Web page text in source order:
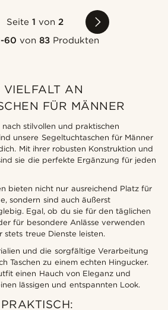
Seite 1 von2
60 von83 Produkten
VIELFALT AN
FÜR MÄNNER
stilvollen und praktischen
unsere Segeltuchtaschen für Männer
Mit ihrer robusten Konstruktion und
sie die perfekte Ergänzung für jeden
bieten nicht nur ausreichend Platz für
sondern sind auch äußerst
Egal, ob du sie für den täglichen
für besondere Anlässe verwenden
stets treue Dienste leisten.
und die sorgfältige Verarbeitung
Taschen zu einem echten Hingucker.
einen Hauch von Eleganz und
lässigen und entspannten Look.